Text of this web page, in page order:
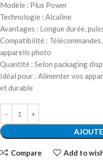
Modèle : Plus Power
Technologie : Alcaline
Avantages : Longue durée,
Compatibilité :
appareils photo
Quantité : Selon packaging
Idéal pour : Alimenter vos
et durable
Compare Add to